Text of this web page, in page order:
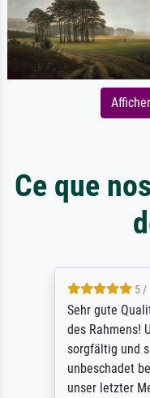
Ce que
5 /
Sehr gute
des Rahmens!
sorgfältig und
unbeschadet
unser letzter